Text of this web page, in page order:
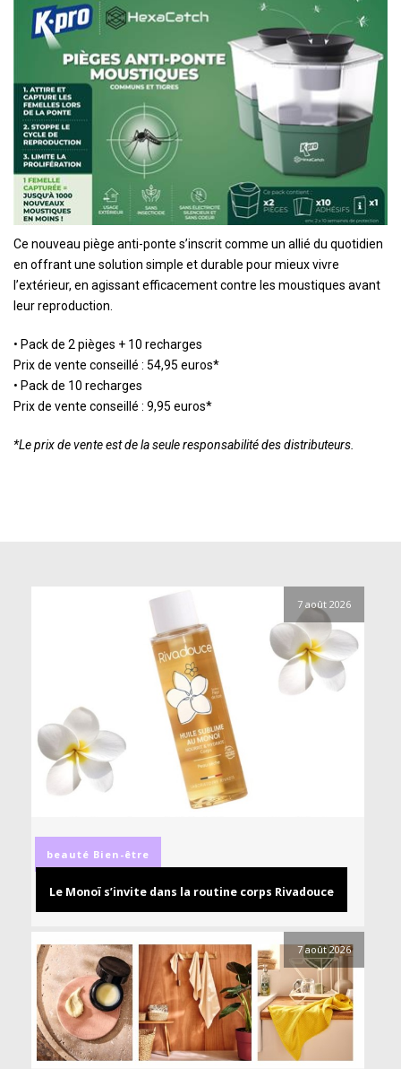
Ce nouveau piège anti-ponte s’inscrit comme un allié du quotidien
en offrant une solution simple et durable pour mieux vivre
l’extérieur, en agissant efficacement contre les moustiques avant
leur reproduction.
• Pack de 2 pièges + 10 recharges
Prix de vente conseillé : 54,95 euros*
• Pack de 10 recharges
Prix de vente conseillé : 9,95 euros*
*Le prix de vente est de la seule responsabilité des distributeurs.
7 août 2026
beauté Bien-être
Le Monoï s’invite dans la routine corps Rivadouce
7 août 2026